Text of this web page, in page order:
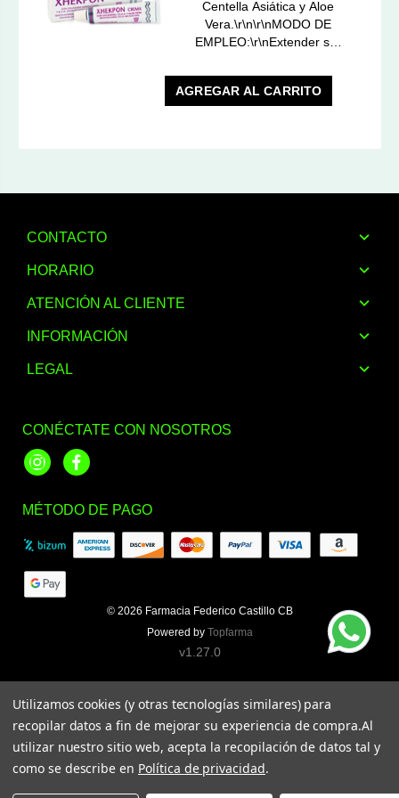
Centella Asiática y Aloe
Vera.\r\n\r\nMODO DE
EMPLEO:\r\nExtender s…
AGREGAR AL CARRITO
CONTACTO
HORARIO
ATENCIÓN AL CLIENTE
INFORMACIÓN
LEGAL
CONÉCTATE CON NOSOTROS
InstagramFacebook
MÉTODO DE PAGO
© 2026 Farmacia Federico Castillo CB
Powered by Topfarma
v1.27.0
Utilizamos cookies (y otras tecnologías similares) para
recopilar datos a fin de mejorar su experiencia de compra.Al
utilizar nuestro sitio web, acepta la recopilación de datos tal y
como se describe en Política de privacidad.